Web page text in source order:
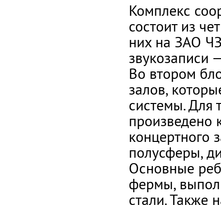
Комплекс
состоит из
них на ЗАО
звукозаписи
Во втором
залов,
системы. Для
произведено
концертного
полусферы,
Основные
фермы,
стали. Также